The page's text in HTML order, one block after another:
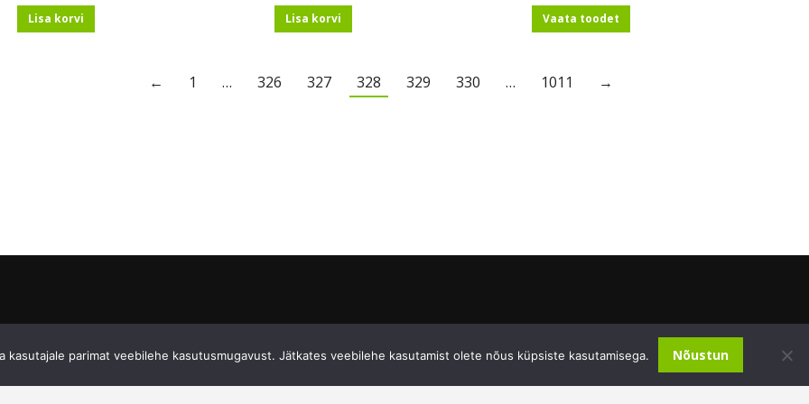
Lisa korvi Lisa korvi Vaata toodet
← 1 … 326 327 328 329 330 … 1011 →
parimat veebilehe kasutusmugavust. Jätkates veebilehe kasutamist olete nõus küpsiste kasutamisega. Nõustun